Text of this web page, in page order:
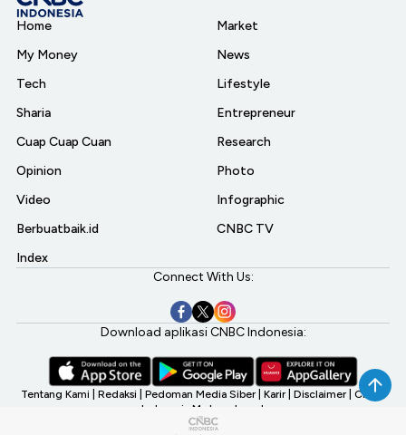
Home
My Money
Tech
Sharia
Cuap Cuap Cuan
Opinion
Video
Berbuatbaik.id
Index
Market
News
Lifestyle
Entrepreneur
Research
Photo
Infographic
CNBC TV
Connect With Us:
Download aplikasi CNBC Indonesia:
Tentang Kami Redaksi Pedoman Media Siber Karir Disclaimer CNBC
Indonesia My Investment
©2026 CNBC Indonesia, A Transmedia Company